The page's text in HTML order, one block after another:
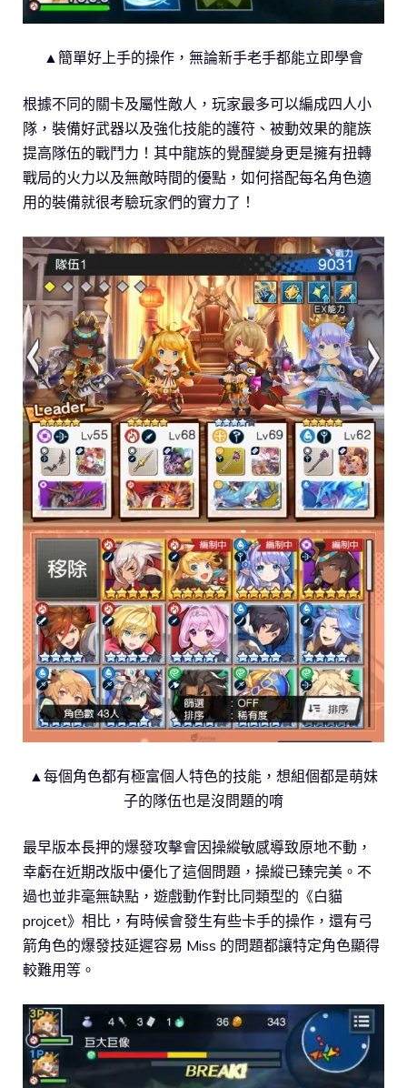
▲簡單好上手的操作，無論新手老手都能立即學會
根據不同的關卡及屬性敵人，玩家最多可以編成四人小
隊，裝備好武器以及強化技能的護符、被動效果的龍族
提高隊伍的戰鬥力！其中龍族的覺醒變身更是擁有扭轉
戰局的火力以及無敵時間的優點，如何搭配每名角色適
用的裝備就很考驗玩家們的實力了！
▲每個角色都有極富個人特色的技能，想組個都是萌妹
子的隊伍也是沒問題的唷
最早版本長押的爆發攻擊會因操縱敏感導致原地不動，
幸虧在近期改版中優化了這個問題，操縱已臻完美。不
過也並非毫無缺點，遊戲動作對比同類型的《白貓
projcet》相比，有時候會發生有些卡手的操作，還有弓
箭角色的爆發技延遲容易 Miss 的問題都讓特定角色顯得
較難用等。